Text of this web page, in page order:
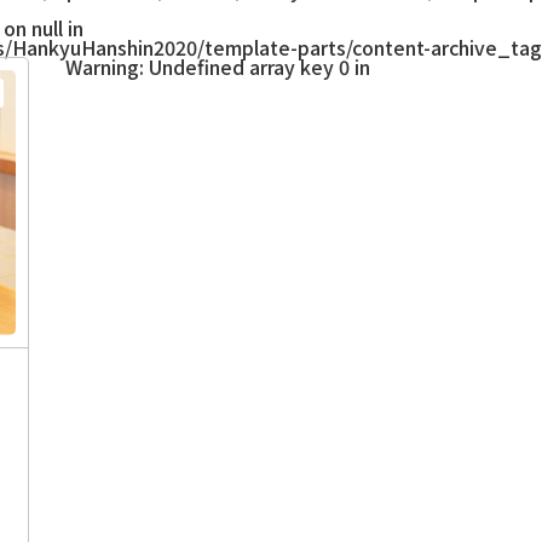
null in
template-parts/content-
Warning: Undefined array key 0 in